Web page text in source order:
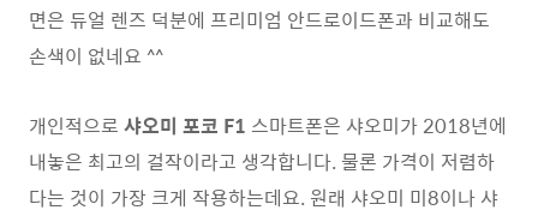
면은 듀얼 렌즈 덕분에 프리미엄 안드로이드폰과 비교해도
손색이 없네요 ^^
개인적으로 샤오미 포코 F1 스마트폰은 샤오미가 2018년에
내놓은 최고의 걸작이라고 생각합니다. 물론 가격이 저렴하
다는 것이 가장 크게 작용하는데요. 원래 샤오미 미8이나 샤